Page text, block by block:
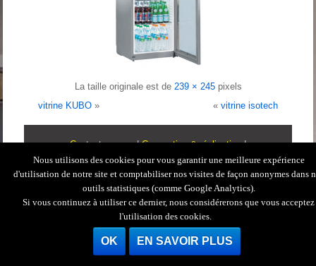
La taille originale est de 239 × 245pixels
vitrine KUBO » « vitrine isotech
Contactez-nous|Conception & réalisation|
|Création site Internet|
Mentions Légales
Copyright © 2026. M.A.T.O.S. Tous droits réservés.
Nous utilisons des cookies pour vous garantir une meilleure expérience
d'utilisation de notre site et comptabiliser nos visites de façon anonymes dans
outils statistiques (comme Google Analytics).
Si vous continuez à utiliser ce dernier, nous considérerons que vous acceptez
l'utilisation des cookies.
OK EN SAVOIR PLUS